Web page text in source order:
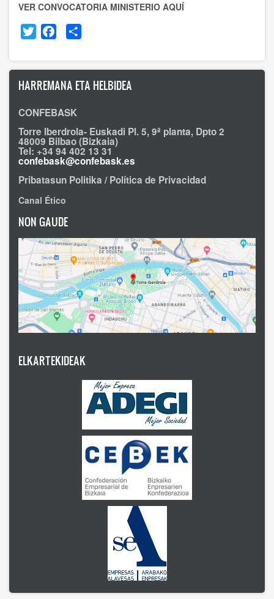
VER CONVOCATORIA MINISTERIO AQUÍ
Twitter Facebook
HARREMANA ETA HELBIDEA
CONFEBASK
Torre Iberdrola- Euskadi Pl. 5, 9ª planta, Dpto 2
48009 Bilbao (Bizkaia)
Tel: +34 94 402 13 31
confebask@confebask.es
Pribatasun Politika / Política de Privacidad
Canal Ético
NON GAUDE
ELKARTEKIDEAK